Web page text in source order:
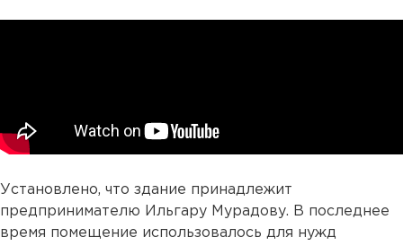
Установлено, что здание принадлежит
предпринимателю Ильгару Мурадову. В последнее
время помещение использовалось для нужд